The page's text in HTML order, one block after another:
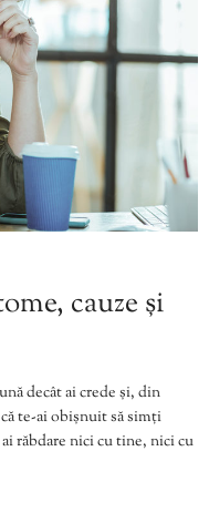
cauze și
decât ai crede și, din
te-ai obișnuit să simți
răbdare nici cu tine, nici cu